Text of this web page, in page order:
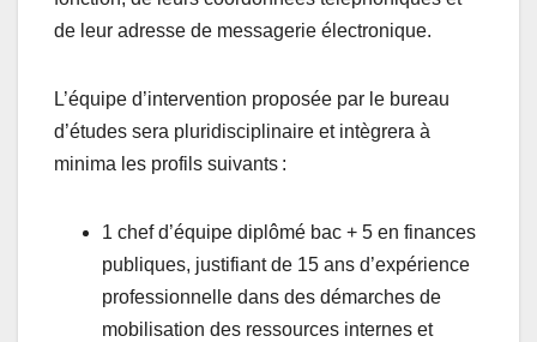
de leur adresse de messagerie électronique.
L’équipe d’intervention proposée par le bureau
d’études sera pluridisciplinaire et intègrera à
minima les profils suivants :
1 chef d’équipe diplômé bac + 5 en finances
publiques, justifiant de 15 ans d’expérience
professionnelle dans des démarches de
mobilisation des ressources internes et